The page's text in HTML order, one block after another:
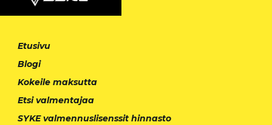
Etusivu
Blogi
Kokeile maksutta
Etsi valmentajaa
SYKE valmennuslisenssit hinnasto